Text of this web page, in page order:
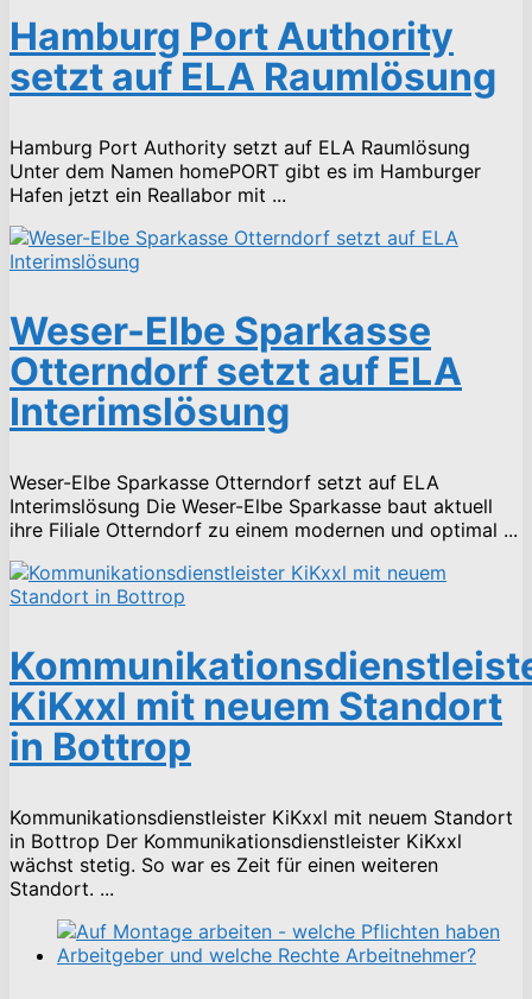
Hamburg Port Authority
setzt auf ELA Raumlösung
Hamburg Port Authority setzt auf ELA Raumlösung
Unter dem Namen homePORT gibt es im Hamburger
Hafen jetzt ein Reallabor mit ...
Weser-Elbe Sparkasse
Otterndorf setzt auf ELA
Interimslösung
Weser-Elbe Sparkasse Otterndorf setzt auf ELA
Interimslösung Die Weser-Elbe Sparkasse baut aktuell
ihre Filiale Otterndorf zu einem modernen und optimal ...
KiKxxl mit neuem Standort
in Bottrop
Kommunikationsdienstleister KiKxxl mit neuem Standort
in Bottrop Der Kommunikationsdienstleister KiKxxl
wächst stetig. So war es Zeit für einen weiteren
Standort. ...